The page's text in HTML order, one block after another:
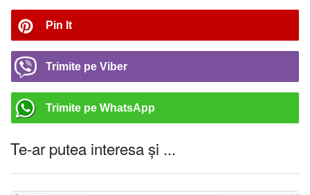
Pin It
Trimite pe Viber
Trimite pe WhatsApp
Te-ar putea interesa și ...